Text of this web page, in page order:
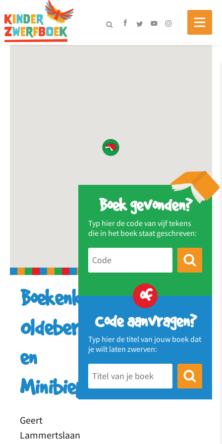
Boek gevonden?
Typ hier de code van vijf tekens
die in het boek staat geschreven:
of
Code aanvragen?
Typ hier de titel van jouw boek dat
je wilt laten zwerven:
Boekenkringloop
Oldeberkoop
en
Minibiep
Geert
Lammertslaan